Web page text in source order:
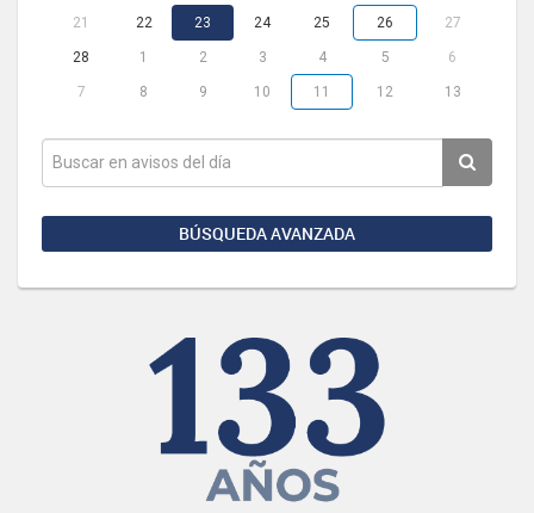
21 22 23 24 25 26 27
28 1 2 3 4 5 6
7 8 9 10 11 12 13
BÚSQUEDA AVANZADA